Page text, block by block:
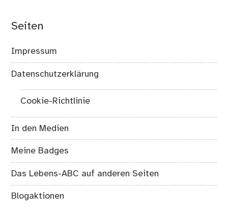
Seiten
Impressum
Datenschutzerklärung
Cookie-Richtlinie
In den Medien
Meine Badges
Das Lebens-ABC auf anderen Seiten
Blogaktionen